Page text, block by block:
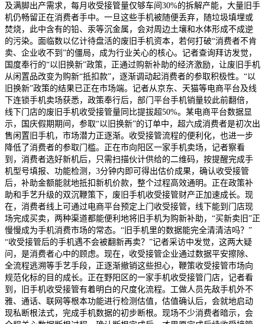
及满脚出产需求，每月收受接管量仅够车间30%的拆解产能，大量旧手
机仍畅留正在消费者手中。一旦这些手机被随便丢弃，随垃圾填埋或
焚烧，此中含有的铅、汞等沉金属，会对周边土壤和水体形成不成逆
的污染。面临数以亿计待盘活的废旧手机资本，若何打破“消费者不肯
卖、企业收不到”的僵局，成为行业关心的核心。记者查询拜访发觉，
国度奉行的“以旧换新”政策，正通过购新补助的经济激励，让废旧手机
从闲置品改变为购新“抵扣款”，逐渐调动起消费者的参取积极性。“以
旧换新”政策的结果已正在市场端。记者从京东、天猫等电商平台及线
下连锁手机卖场获悉，政策奉行后，部门平台手机销量较此前翻倍，
线下门店的废旧手机收受接管量同比提拔超50%。某电商平台数据显
示，国庆假期期间，参取“以旧换新”的订单中，超六成消费者是初次出
售闲置旧手机，市场潜力正逐渐。收受接管流程的便利化，也进一步
降低了消费者的参取门槛。正在市向阳区一家手机卖场，记者察看
到，消费者选好新机后，只需扫描伙计供给的二维码，按提醒完成手
机型号填报、功能检测，3分钟内即可得出估价成果，确认收受接管
后，补助金额能就地抵扣新机价款，整个过程高效通明。正在政策补
助和手艺升级的双沉鞭策下，废旧手机收受接管财产正加速成长。现
在，消费者线上可通过电商平台预定上门收受接管，线下能到门店现
场完成买卖，两种渠道都能便利地将旧手机为购新补助，“买新卖旧”正
慢慢成为手机消费市场的常态。“旧手机里的数据能完全清清洁吗？”
“收受接管后的手机遇不会被翻新再卖？”记者采访中发觉，这两大疑
问，是消费者心中的顾虑。现在，收受接管企业通过数据平安擦除、
全流程逃溯等手艺手段，正逐渐撤销这些担心，鞭策收受接管市场向
规范化标的目的成长。正在野阳区的一家手机收受接管门店，记者看
到，旧手机收受接管有着明白的尺度化流程。工做人员先敌手机外不
雅、通话、联网等根本功能进行检测估值，估值确认后，会就地启动
现私断根法式，完成手机数据的初步断根。现场不少消费者暗示，会